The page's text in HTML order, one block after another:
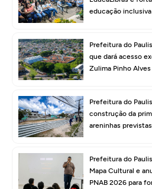
educação inclusiva
Prefeitura do
que dará acesso
Zulima Pinho Alves
Prefeitura do
construção da
areninhas
Prefeitura do
Mapa Cultural e
PNAB 2026 para